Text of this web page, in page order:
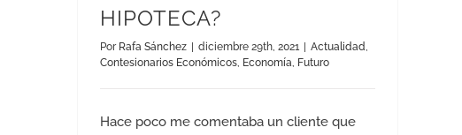
HIPOTECA?
Por Rafa Sánchez diciembre 29th, 2021 Actualidad,
Contesionarios Económicos, Economía, Futuro
Hace poco me comentaba un cliente que